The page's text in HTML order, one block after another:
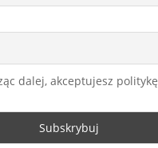
dalej, akceptujesz politykę